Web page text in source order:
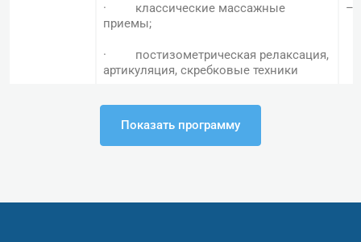
· классические массажные
приемы;
· постизометрическая релаксация,
артикуляция, скребковые техники
· техника работы блейдом
· применение вибрационной
методики (пневмопистолет)
–
Показать программу